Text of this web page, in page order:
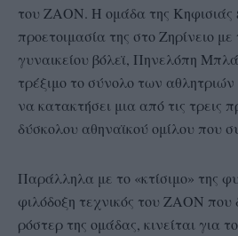
του ΖΑΟΝ. Η ομάδα της Κηφισιάς
προετοιμασία της στο Ζηρίνειο
γυναικείου βόλεϊ, Πηνελόπη
τρέξιμο το σύνολο των
να κατακτήσει μια από τις τρεις
δύσκολου αθηναϊκού ομίλου που
Παράλληλα με το «κτίσιμο» της
φιλόδοξη τεχνικός του ΖΑΟΝ που
ρόστερ της ομάδας, κινείται για